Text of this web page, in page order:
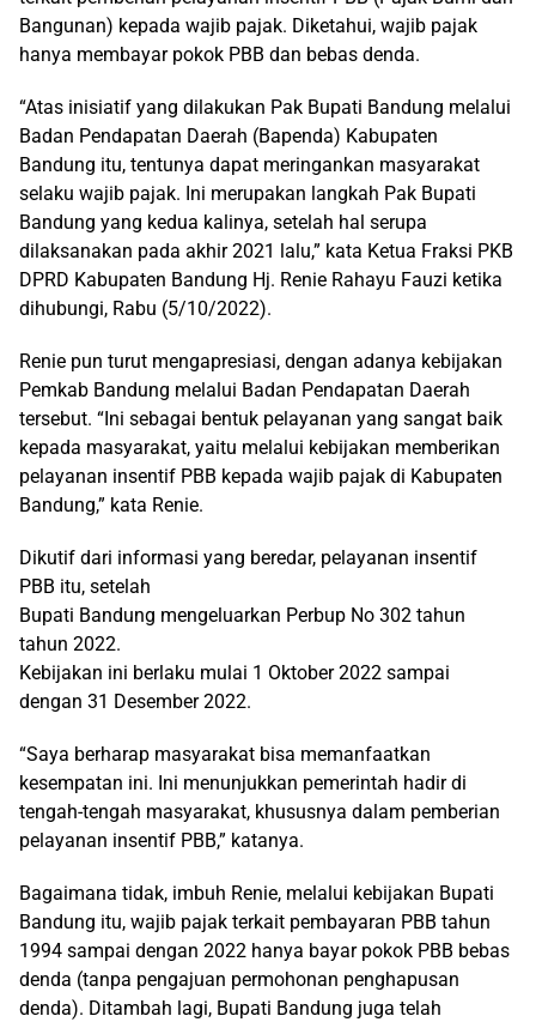
Bangunan) kepada wajib pajak. Diketahui, wajib pajak
hanya membayar pokok PBB dan bebas denda.
“Atas inisiatif yang dilakukan Pak Bupati Bandung melalui
Badan Pendapatan Daerah (Bapenda) Kabupaten
Bandung itu, tentunya dapat meringankan masyarakat
selaku wajib pajak. Ini merupakan langkah Pak Bupati
Bandung yang kedua kalinya, setelah hal serupa
dilaksanakan pada akhir 2021 lalu,” kata Ketua Fraksi PKB
DPRD Kabupaten Bandung Hj. Renie Rahayu Fauzi ketika
dihubungi, Rabu (5/10/2022).
Renie pun turut mengapresiasi, dengan adanya kebijakan
Pemkab Bandung melalui Badan Pendapatan Daerah
tersebut. “Ini sebagai bentuk pelayanan yang sangat baik
kepada masyarakat, yaitu melalui kebijakan memberikan
pelayanan insentif PBB kepada wajib pajak di Kabupaten
Bandung,” kata Renie.
Dikutif dari informasi yang beredar, pelayanan insentif
PBB itu, setelah
Bupati Bandung mengeluarkan Perbup No 302 tahun
tahun 2022.
Kebijakan ini berlaku mulai 1 Oktober 2022 sampai
dengan 31 Desember 2022.
“Saya berharap masyarakat bisa memanfaatkan
kesempatan ini. Ini menunjukkan pemerintah hadir di
tengah-tengah masyarakat, khususnya dalam pemberian
pelayanan insentif PBB,” katanya.
Bagaimana tidak, imbuh Renie, melalui kebijakan Bupati
Bandung itu, wajib pajak terkait pembayaran PBB tahun
1994 sampai dengan 2022 hanya bayar pokok PBB bebas
denda (tanpa pengajuan permohonan penghapusan
denda). Ditambah lagi, Bupati Bandung juga telah